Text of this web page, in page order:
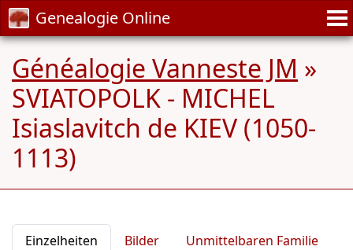
Genealogie Online
Généalogie Vanneste JM »
SVIATOPOLK - MICHEL
Isiaslavitch de KIEV (1050-
1113)
Einzelheiten Bilder
Unmittelbaren Familie